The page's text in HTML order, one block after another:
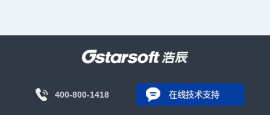
400-800-1418 在线技术支持